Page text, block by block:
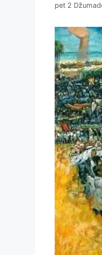
pet 2